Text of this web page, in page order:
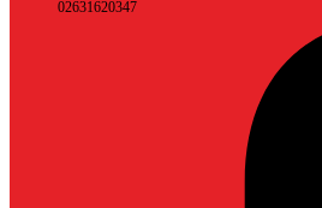
02631620347